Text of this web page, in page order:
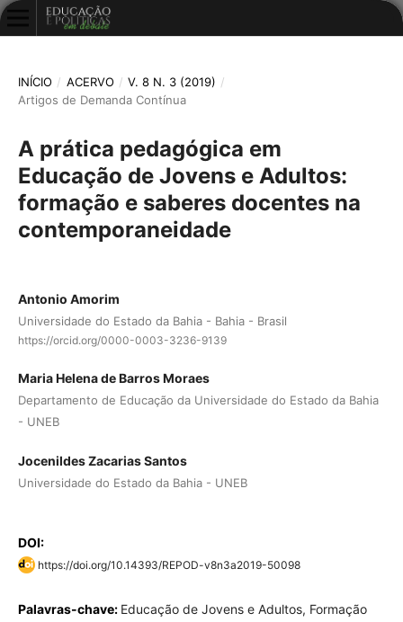
INÍCIO / ACERVO / V. 8 N. 3 (2019) /
Artigos de Demanda Contínua
A prática pedagógica em
Educação de Jovens e Adultos:
formação e saberes docentes na
contemporaneidade
Antonio Amorim
Universidade do Estado da Bahia - Bahia - Brasil
https://orcid.org/0000-0003-3236-9139
Maria Helena de Barros Moraes
Departamento de Educação da Universidade do Estado da Bahia
- UNEB
Jocenildes Zacarias Santos
Universidade do Estado da Bahia - UNEB
DOI:
https://doi.org/10.14393/REPOD-v8n3a2019-50098
Palavras-chave: Educação de Jovens e Adultos, Formação